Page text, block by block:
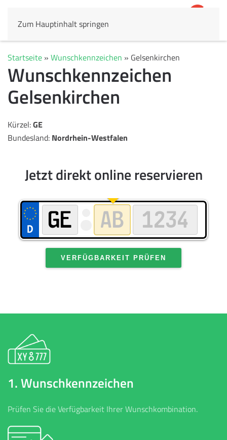
Zum Hauptinhalt springen
Startseite » Wunschkennzeichen » Gelsenkirchen
Wunschkennzeichen
Gelsenkirchen
Kürzel:GE
Bundesland: Nordrhein-Westfalen
Jetzt direkt online reservieren
VERFÜGBARKEIT PRÜFEN
1. Wunschkennzeichen
Prüfen Sie die Verfügbarkeit Ihrer Wunschkombination.